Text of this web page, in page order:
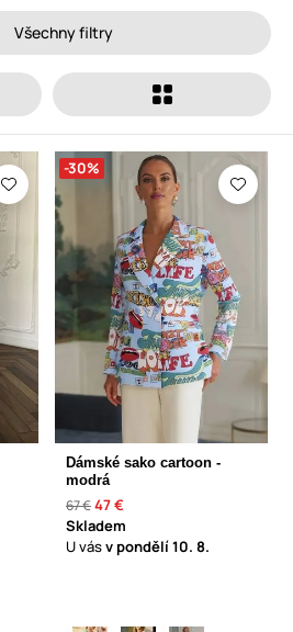
Všechny filtry
-30%
Dámské sako cartoon -
modrá
67 €47 €
Skladem
U vásv pondělí10. 8.